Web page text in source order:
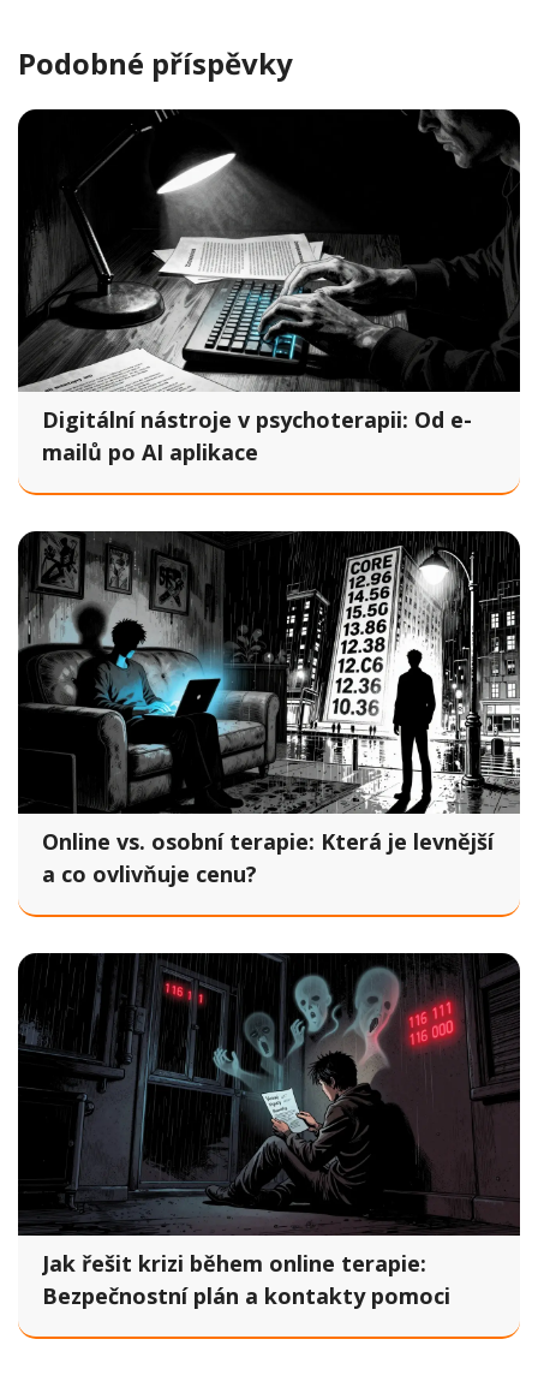
Podobné příspěvky
Digitální nástroje v psychoterapii: Od e-
mailů po AI aplikace
Online vs. osobní terapie: Která je levnější
a co ovlivňuje cenu?
Jak řešit krizi během online terapie:
Bezpečnostní plán a kontakty pomoci